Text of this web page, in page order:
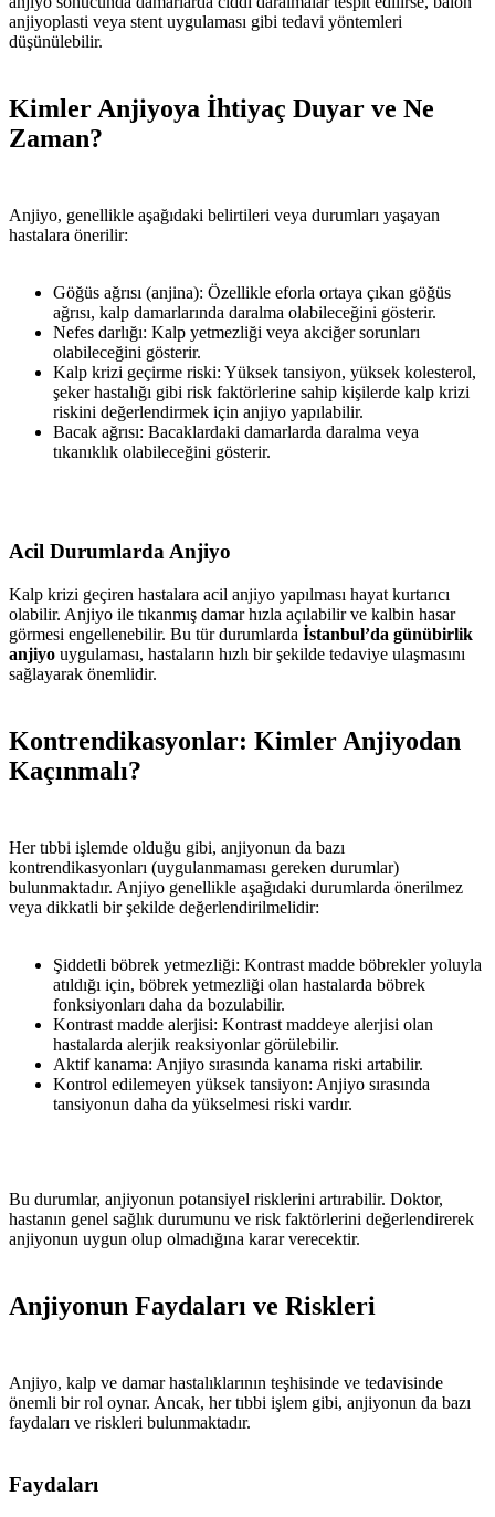
anjiyoplasti veya stent uygulaması gibi tedavi yöntemleri
düşünülebilir.
Kimler Anjiyoya İhtiyaç Duyar ve Ne
Zaman?
Anjiyo, genellikle aşağıdaki belirtileri veya durumları yaşayan
hastalara önerilir:
Göğüs ağrısı (anjina): Özellikle eforla ortaya çıkan göğüs
ağrısı, kalp damarlarında daralma olabileceğini gösterir.
Nefes darlığı: Kalp yetmezliği veya akciğer sorunları
olabileceğini gösterir.
Kalp krizi geçirme riski: Yüksek tansiyon, yüksek kolesterol,
şeker hastalığı gibi risk faktörlerine sahip kişilerde kalp krizi
riskini değerlendirmek için anjiyo yapılabilir.
Bacak ağrısı: Bacaklardaki damarlarda daralma veya
tıkanıklık olabileceğini gösterir.
Acil Durumlarda Anjiyo
Kalp krizi geçiren hastalara acil anjiyo yapılması hayat kurtarıcı
olabilir. Anjiyo ile tıkanmış damar hızla açılabilir ve kalbin hasar
görmesi engellenebilir. Bu tür durumlarda İstanbul’da günübirlik
anjiyo uygulaması, hastaların hızlı bir şekilde tedaviye ulaşmasını
sağlayarak önemlidir.
Kontrendikasyonlar: Kimler Anjiyodan
Kaçınmalı?
Her tıbbi işlemde olduğu gibi, anjiyonun da bazı
kontrendikasyonları (uygulanmaması gereken durumlar)
bulunmaktadır. Anjiyo genellikle aşağıdaki durumlarda önerilmez
veya dikkatli bir şekilde değerlendirilmelidir:
Şiddetli böbrek yetmezliği: Kontrast madde böbrekler yoluyla
atıldığı için, böbrek yetmezliği olan hastalarda böbrek
fonksiyonları daha da bozulabilir.
Kontrast madde alerjisi: Kontrast maddeye alerjisi olan
hastalarda alerjik reaksiyonlar görülebilir.
Aktif kanama: Anjiyo sırasında kanama riski artabilir.
Kontrol edilemeyen yüksek tansiyon: Anjiyo sırasında
tansiyonun daha da yükselmesi riski vardır.
Bu durumlar, anjiyonun potansiyel risklerini artırabilir. Doktor,
hastanın genel sağlık durumunu ve risk faktörlerini değerlendirerek
anjiyonun uygun olup olmadığına karar verecektir.
Anjiyonun Faydaları ve Riskleri
Anjiyo, kalp ve damar hastalıklarının teşhisinde ve tedavisinde
önemli bir rol oynar. Ancak, her tıbbi işlem gibi, anjiyonun da bazı
faydaları ve riskleri bulunmaktadır.
Faydaları